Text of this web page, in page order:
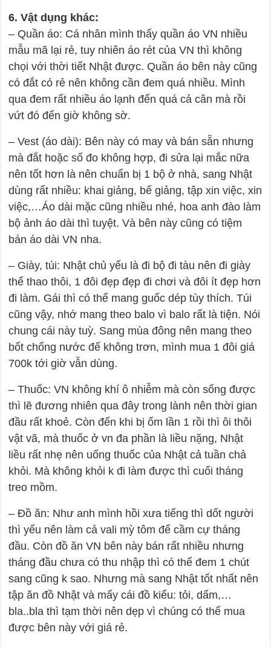
6. Vật dụng khác:
– Quần áo: Cá nhân mình thấy quần áo VN nhiều
mẫu mã lại rẻ, tuy nhiên áo rét của VN thì không
chọi với thời tiết Nhật được. Quần áo bên này cũng
có đắt có rẻ nên không cần đem quá nhiều. Mình
qua đem rất nhiều áo lạnh đến quá cả cân mà rồi
vứt đó đến giờ không sờ.
– Vest (áo dài): Bên này có may và bán sẵn nhưng
mà đắt hoặc số đo không hợp, đi sửa lại mắc nữa
nên tốt hơn là nên chuẩn bị 1 bộ ở nhà, sang Nhật
dùng rất nhiều: khai giảng, bế giảng, tập xin việc, xin
việc,…Áo dài mặc cũng nhiều nhé, hoa anh đào làm
bộ ảnh áo dài thì tuyệt. Và bên này cũng có tiệm
bán áo dài VN nha.
– Giày, túi: Nhật chủ yếu là đi bộ đi tàu nên đi giày
thể thao thôi, 1 đôi đẹp đẹp đi chơi và đôi ít đẹp hơn
đi làm. Gái thì có thể mang guốc dép tùy thích. Túi
cũng vậy, nhớ mang theo balo vì balo rất là tiện. Nói
chung cái này tuỳ. Sang mùa đông nên mang theo
bốt chống nước đế không trơn, mình mua 1 đôi giá
700k tới giờ vẫn dùng.
– Thuốc: VN không khí ô nhiễm mà còn sống được
thì lẽ đương nhiên qua đây trong lành nên thời gian
đầu rất khoẻ. Còn đến khi bị ốm lần 1 rồi thì ôi thôi
vật vã, mà thuốc ở vn đa phần là liều nặng, Nhật
liều rất nhẹ nên uống thuốc của Nhật cả tuần chả
khỏi. Mà không khỏi k đi làm được thì cuối tháng
treo mồm.
– Đồ ăn: Như anh mình hồi xưa tiếng thì dốt người
thì yếu nên làm cả vali mỳ tôm để cầm cự tháng
đầu. Còn đồ ăn VN bên này bán rất nhiều nhưng
tháng đầu chưa có thu nhập thì có thể đem 1 chút
sang cũng k sao. Nhưng mà sang Nhật tốt nhất nên
tập ăn đồ Nhật và mấy cái đồ kiểu: tỏi, dấm,…
bla..bla thì tạm thời nên dẹp vì chúng có thể mua
được bên này với giá rẻ.